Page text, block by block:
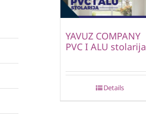
YAVUZ COMPANY
PVC I ALU stolarija
Details